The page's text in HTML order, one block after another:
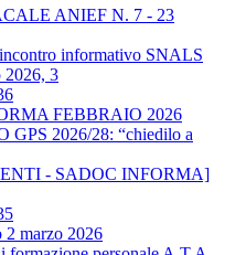
ANIEF N. 7 - 23
informativo SNALS
2026, 3
FEBBRAIO 2026
2026/28: “chiedilo a
- SADOC INFORMA]
2 marzo 2026